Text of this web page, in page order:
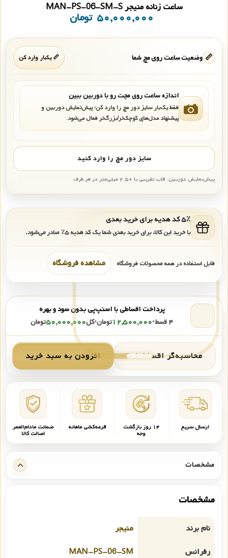
ساعت زنانه منیجر MAN-PS-06-SM-S
۵۰,۰۰۰,۰۰۰ تومان
📏 وضعیت ساعت روی مچ شما 📏 یکبار وارد کن
اندازه ساعت روی مچت رو با دوربین ببین
فقط یک‌بار سایز دور مچ را وارد کن؛ پیش‌نمایش دوربین و
پیشنهاد مدل‌های کوچک‌تر/بزرگ‌تر فعال می‌شود.
سایز دور مچ را وارد کنید
پیش‌نمایش دوربین: قاب تقریبی با +۲.۵ میلی‌متر در هر طرف
۵٪ کد هدیه برای خرید بعدی
با خرید این کالا، برای خرید بعدی شما یک کد هدیه۵٪ صادر می‌شود.
قابل استفاده در همه محصولات فروشگاه مشاهده فروشگاه
پرداخت اقساطی با اسنپ‌پی بدون سود و بهره
۴ قسط
•۱۲,۵۰۰,۰۰۰تومان•کل۵۰,۰۰۰,۰۰۰تومان
محاسبه‌گر اقساط شما افزودن به سبد خرید
ارسال سریع ۱۴ روز بازگشت
وجه
قرعه‌کشی ماهانه ضمانت مادام‌العمر
اصالت کالا
مشخصات
مشخصات
نام برند
منیجر
رفرانس
MAN-PS-06-SM